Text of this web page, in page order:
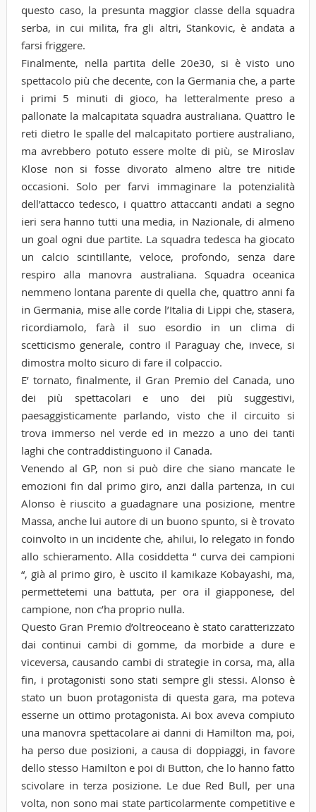
questo caso, la presunta maggior classe della squadra
serba, in cui milita, fra gli altri, Stankovic, è andata a
farsi friggere.
Finalmente, nella partita delle 20e30, si è visto uno
spettacolo più che decente, con la Germania che, a parte
i primi 5 minuti di gioco, ha letteralmente preso a
pallonate la malcapitata squadra australiana. Quattro le
reti dietro le spalle del malcapitato portiere australiano,
ma avrebbero potuto essere molte di più, se Miroslav
Klose non si fosse divorato almeno altre tre nitide
occasioni. Solo per farvi immaginare la potenzialità
dell’attacco tedesco, i quattro attaccanti andati a segno
ieri sera hanno tutti una media, in Nazionale, di almeno
un goal ogni due partite. La squadra tedesca ha giocato
un calcio scintillante, veloce, profondo, senza dare
respiro alla manovra australiana. Squadra oceanica
nemmeno lontana parente di quella che, quattro anni fa
in Germania, mise alle corde l’Italia di Lippi che, stasera,
ricordiamolo, farà il suo esordio in un clima di
scetticismo generale, contro il Paraguay che, invece, si
dimostra molto sicuro di fare il colpaccio.
E’ tornato, finalmente, il Gran Premio del Canada, uno
dei più spettacolari e uno dei più suggestivi,
paesaggisticamente parlando, visto che il circuito si
trova immerso nel verde ed in mezzo a uno dei tanti
laghi che contraddistinguono il Canada.
Venendo al GP, non si può dire che siano mancate le
emozioni fin dal primo giro, anzi dalla partenza, in cui
Alonso è riuscito a guadagnare una posizione, mentre
Massa, anche lui autore di un buono spunto, si è trovato
coinvolto in un incidente che, ahilui, lo relegato in fondo
allo schieramento. Alla cosiddetta “ curva dei campioni
“, già al primo giro, è uscito il kamikaze Kobayashi, ma,
permettetemi una battuta, per ora il giapponese, del
campione, non c’ha proprio nulla.
Questo Gran Premio d’oltreoceano è stato caratterizzato
dai continui cambi di gomme, da morbide a dure e
viceversa, causando cambi di strategie in corsa, ma, alla
fin, i protagonisti sono stati sempre gli stessi. Alonso è
stato un buon protagonista di questa gara, ma poteva
esserne un ottimo protagonista. Ai box aveva compiuto
una manovra spettacolare ai danni di Hamilton ma, poi,
ha perso due posizioni, a causa di doppiaggi, in favore
dello stesso Hamilton e poi di Button, che lo hanno fatto
scivolare in terza posizione. Le due Red Bull, per una
volta, non sono mai state particolarmente competitive e